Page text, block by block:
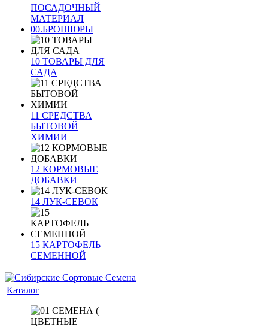
ПОСАДОЧНЫЙ
МАТЕРИАЛ
00.БРОШЮРЫ
10 ТОВАРЫ ДЛЯ
САДА
11 СРЕДСТВА
БЫТОВОЙ
ХИМИИ
12 КОРМОВЫЕ
ДОБАВКИ
14 ЛУК-СЕВОК
15 КАРТОФЕЛЬ
СЕМЕННОЙ
Каталог